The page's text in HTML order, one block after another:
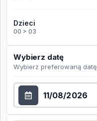
Dzieci
00 > 03
Wybierz datę
Wybierz preferowaną datę
Wybierz datę